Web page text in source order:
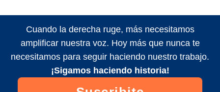
Cuando la derecha ruge, más necesitamos
amplificar nuestra voz. Hoy más que nunca te
necesitamos para seguir haciendo nuestro trabajo.
¡Sigamos haciendo historia!